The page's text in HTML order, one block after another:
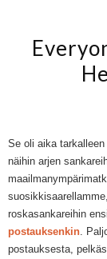
Se oli aika
näihin arjen
roskasankareihin
postauksenkin .
postauksesta,